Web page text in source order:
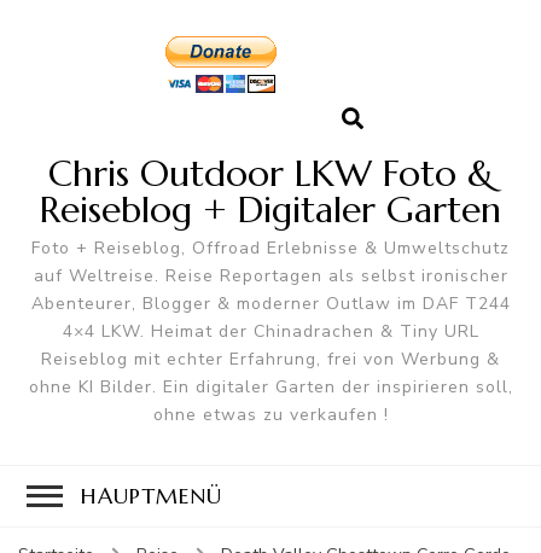
Chris Outdoor LKW Foto &
Reiseblog + Digitaler Garten
Foto + Reiseblog, Offroad Erlebnisse & Umweltschutz
auf Weltreise. Reise Reportagen als selbst ironischer
Abenteurer, Blogger & moderner Outlaw im DAF T244
4×4 LKW. Heimat der Chinadrachen & Tiny URL
Reiseblog mit echter Erfahrung, frei von Werbung &
ohne KI Bilder. Ein digitaler Garten der inspirieren soll,
ohne etwas zu verkaufen !
HAUPTMENÜ